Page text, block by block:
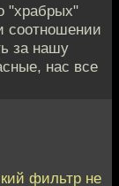
"храбрых"
соотношении
за нашу
нас все
фильтр не